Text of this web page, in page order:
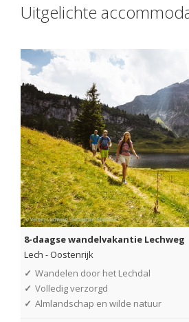
Uitgelichte
8-daagse wandelvakantie Lechweg
Lech -Oostenrijk
✓ Wandelen door het Lechdal
✓ Volledig verzorgd
✓ Almlandschap en wilde natuur